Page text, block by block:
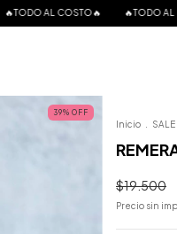
🔥TODO AL COSTO🔥
39% OFF
Inicio
$19.500
Precio sin